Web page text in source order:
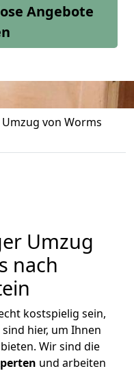
Angebote
Umzug von Worms
Umzug
nach
kostspielig sein,
hier, um Ihnen
Wir sind die
und arbeiten